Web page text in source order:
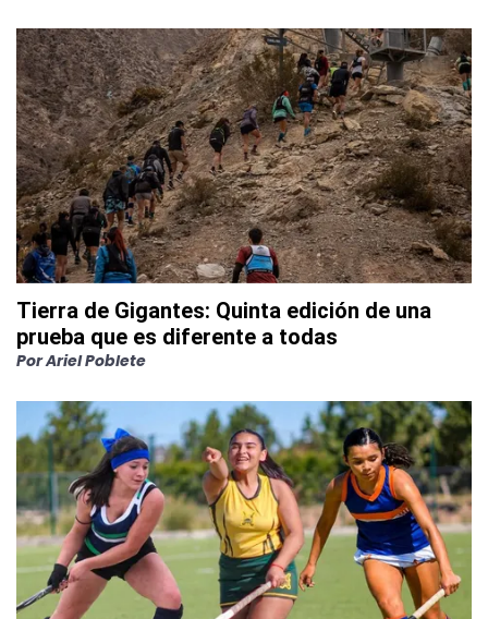
Tierra de Gigantes: Quinta edición de una
prueba que es diferente a todas
PorAriel Poblete